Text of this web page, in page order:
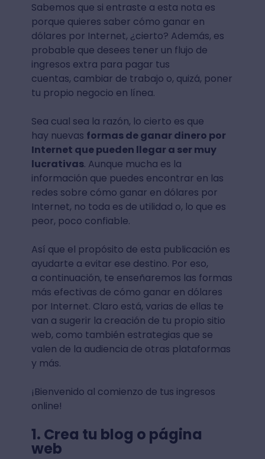
Sabemos que si entraste a esta nota es
porque quieres saber cómo ganar en
dólares por Internet, ¿cierto? Además, es
probable que desees tener un flujo de
ingresos extra para pagar tus
cuentas, cambiar de trabajo o, quizá, poner
tu propio negocio en línea.
Sea cual sea la razón, lo cierto es que
hay nuevas formas de ganar dinero por
Internet que pueden llegar a ser muy
lucrativas. Aunque mucha es la
información que puedes encontrar en las
redes sobre cómo ganar en dólares por
Internet, no toda es de utilidad o, lo que es
peor, poco confiable.
Así que el propósito de esta publicación es
ayudarte a evitar ese destino. Por eso,
a continuación, te enseñaremos las formas
más efectivas de cómo ganar en dólares
por Internet. Claro está, varias de ellas te
van a sugerir la creación de tu propio sitio
web, como también estrategias que se
valen de la audiencia de otras plataformas
y más.
¡Bienvenido al comienzo de tus ingresos
online!
1. Crea tu blog o página
web